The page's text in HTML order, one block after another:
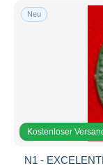
Neu
Kostenloser
N1 -